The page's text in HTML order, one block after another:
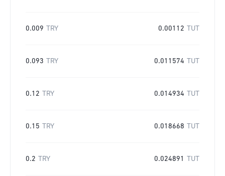
0.009 TRY 0.00112 TUT
0.093 TRY 0.011574 TUT
0.12 TRY 0.014934 TUT
0.15 TRY 0.018668 TUT
0.2 TRY 0.024891 TUT